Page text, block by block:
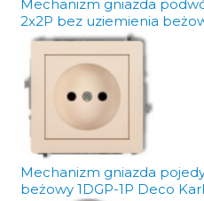
Mechanizm gniazda
2x2P bez uziemienia
Mechanizm gniazda
beżowy 1DGP-1P Deco